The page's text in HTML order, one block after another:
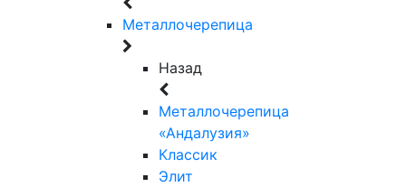
Металлочерепица
Назад
Металлочерепица
«Андалузия»
Классик
Элит